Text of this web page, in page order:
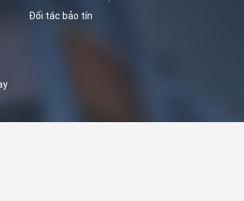
Đối tác bảo tín